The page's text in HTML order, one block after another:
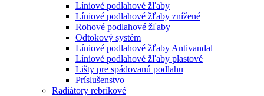
Líniové podlahové žľaby
Líniové podlahové žľaby znížené
Rohové podlahové žľaby
Odtokový systém
Líniové podlahové žľaby Antivandal
Líniové podlahové žľaby plastové
Lišty pre spádovanú podlahu
Príslušenstvo
Radiátory rebríkové